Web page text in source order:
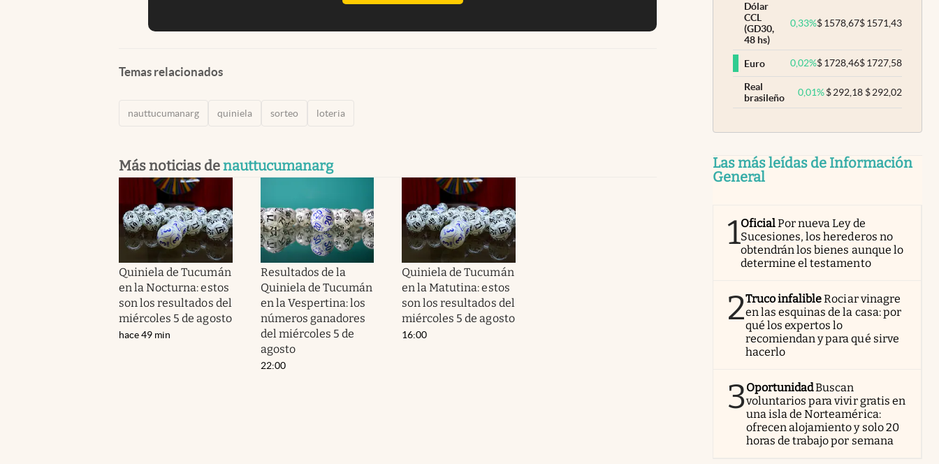
Temas relacionados
nauttucumanarg quiniela sorteo loteria
Más noticias denauttucumanarg
Quiniela de Tucumán
en la Nocturna: estos
son los resultados del
miércoles 5 de agosto
hace 49 min
Resultados de la
Quiniela de Tucumán
en la Vespertina: los
números ganadores
del miércoles 5 de
agosto
22:00
Quiniela de Tucumán
en la Matutina: estos
son los resultados del
miércoles 5 de agosto
16:00
Dólar
CCL
(GD30,
48 hs)
0,33%$1578,67$1571,43
Euro 0,02%$1728,46$1727,58
Real
brasileño
0,01% $292,18 $292,02
Las más leídas de Información
General
1OficialPor nueva Ley de
Sucesiones, los herederos no
obtendrán los bienes aunque lo
determine el testamento
2Truco infalibleRociar vinagre
en las esquinas de la casa: por
qué los expertos lo
recomiendan y para qué sirve
hacerlo
3OportunidadBuscan
voluntarios para vivir gratis en
una isla de Norteamérica:
ofrecen alojamiento y solo 20
horas de trabajo por semana